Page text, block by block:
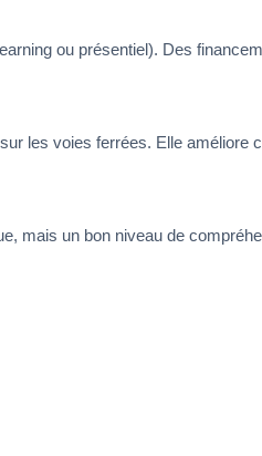
ou présentiel). Des
les voies ferrées. Elle améliore
mais un bon niveau de